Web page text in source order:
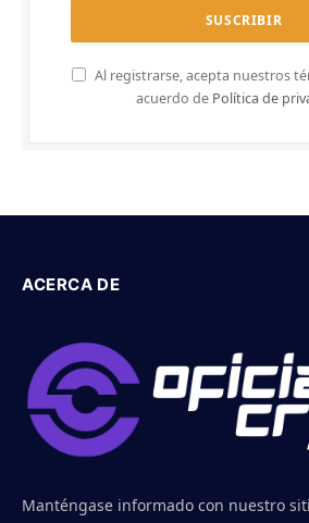
Al registrarse, acepta nuestros
acuerdo de Política de
ACERCA DE
Manténgase informado con nuestro